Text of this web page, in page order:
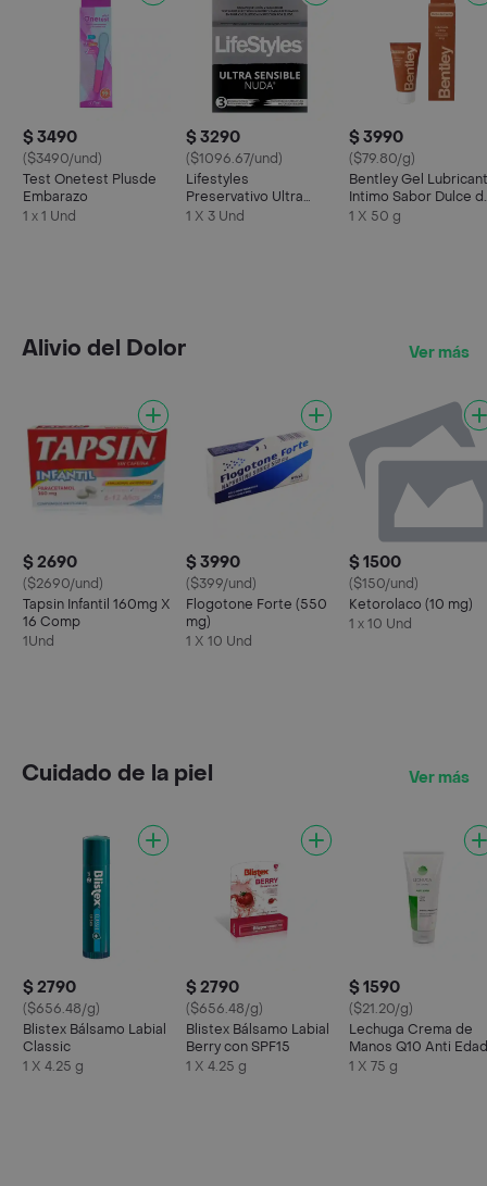
$ 3490
($3490/und)
Test Onetest Plusde
Embarazo
1 x 1 Und
$ 3290
($1096.67/und)
Lifestyles
Preservativo Ultra
Sensible Nuda de
1 X 3 Und
$ 3990
($79.80/g)
Bentley Gel
Intimo Sabor Dulce
Leche
1 X 50 g
Alivio del Dolor Ver más
$ 2690
($2690/und)
Tapsin Infantil 160mg X
16 Comp
1Und
$ 3990
($399/und)
Flogotone Forte (550
mg)
1 X 10 Und
$ 1500
($150/und)
Ketorolaco (10 mg)
1 x 10 Und
Cuidado de la piel Ver más
$ 2790
($656.48/g)
Blistex Bálsamo Labial
Classic
1 X 4.25 g
$ 2790
($656.48/g)
Blistex Bálsamo Labial
Berry con SPF15
1 X 4.25 g
$ 1590
($21.20/g)
Lechuga Crema de
Manos Q10 Anti Edad
1 X 75 g